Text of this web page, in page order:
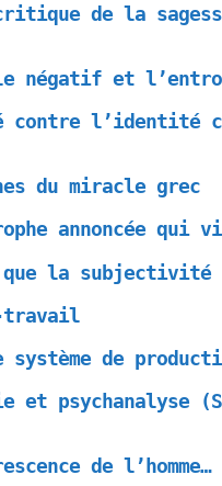
de la
négatif et
contre l’identité
du miracle grec
annoncée qui
que la subjectivité
travail
système de
et psychanalyse
de l’homme…